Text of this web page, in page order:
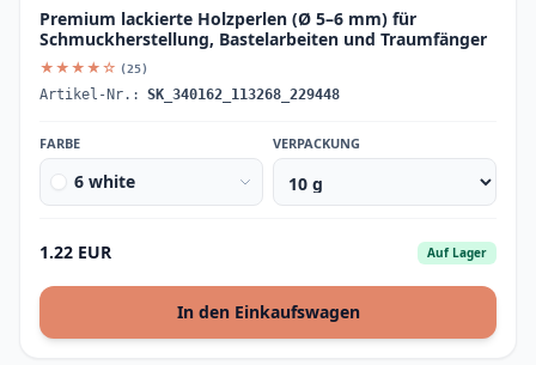
Premium lackierte Holzperlen (Ø 5–6 mm) für
Schmuckherstellung, Bastelarbeiten und Traumfänger
★★★★☆ (25)
Artikel-Nr.: SK_340162_113268_229448
FARBE
6 white
VERPACKUNG
1.22 EUR Auf Lager
In den Einkaufswagen